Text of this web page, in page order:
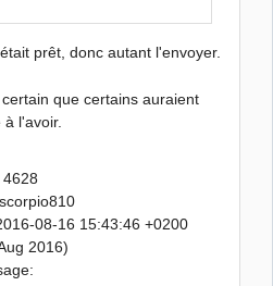
prêt, donc autant l'envoyer.
que certains auraient
l'avoir.
4628
08-16 15:43:46 +0200
2016)